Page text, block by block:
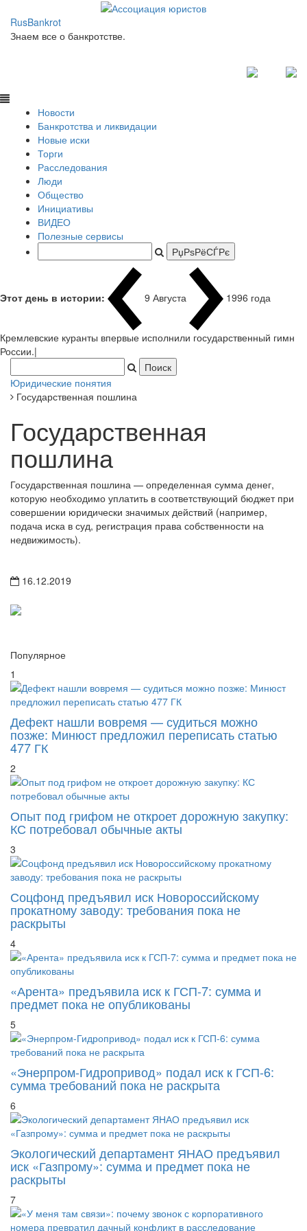
RusBankrot
Знаем все о банкротстве.
Новости
Банкротства и ликвидации
Новые иски
Торги
Расследования
Люди
Общество
Инициативы
ВИДЕО
Полезные сервисы
Этот день в истории: 9 Августа 1996 года
Кремлевские куранты впервые исполнили государственный гимн
России.|
Юридические понятия
Государственная пошлина
Государственная
пошлина
Государственная пошлина — определенная сумма денег,
которую необходимо уплатить в соответствующий бюджет при
совершении юридически значимых действий (например,
подача иска в суд, регистрация права собственности на
недвижимость).
16.12.2019
Популярное
1
Дефект нашли вовремя — судиться можно
позже: Минюст предложил переписать статью
477 ГК
2
Опыт под грифом не откроет дорожную закупку:
КС потребовал обычные акты
3
Соцфонд предъявил иск Новороссийскому
прокатному заводу: требования пока не
раскрыты
4
«Арента» предъявила иск к ГСП-7: сумма и
предмет пока не опубликованы
5
«Энерпром-Гидропривод» подал иск к ГСП-6:
сумма требований пока не раскрыта
6
Экологический департамент ЯНАО предъявил
иск «Газпрому»: сумма и предмет пока не
раскрыты
7